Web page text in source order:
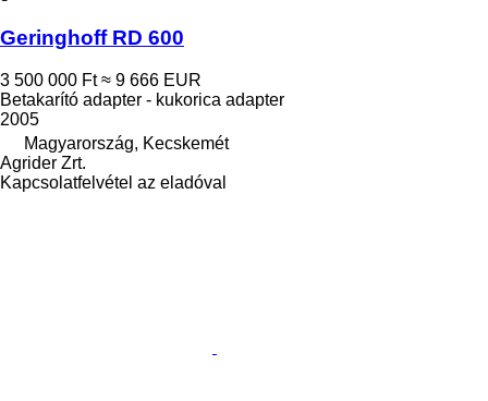
Geringhoff RD 600
3 500 000 Ft ≈ 9 666 EUR
Betakarító adapter - kukorica adapter
2005
Magyarország, Kecskemét
Agrider Zrt.
Kapcsolatfelvétel az eladóval